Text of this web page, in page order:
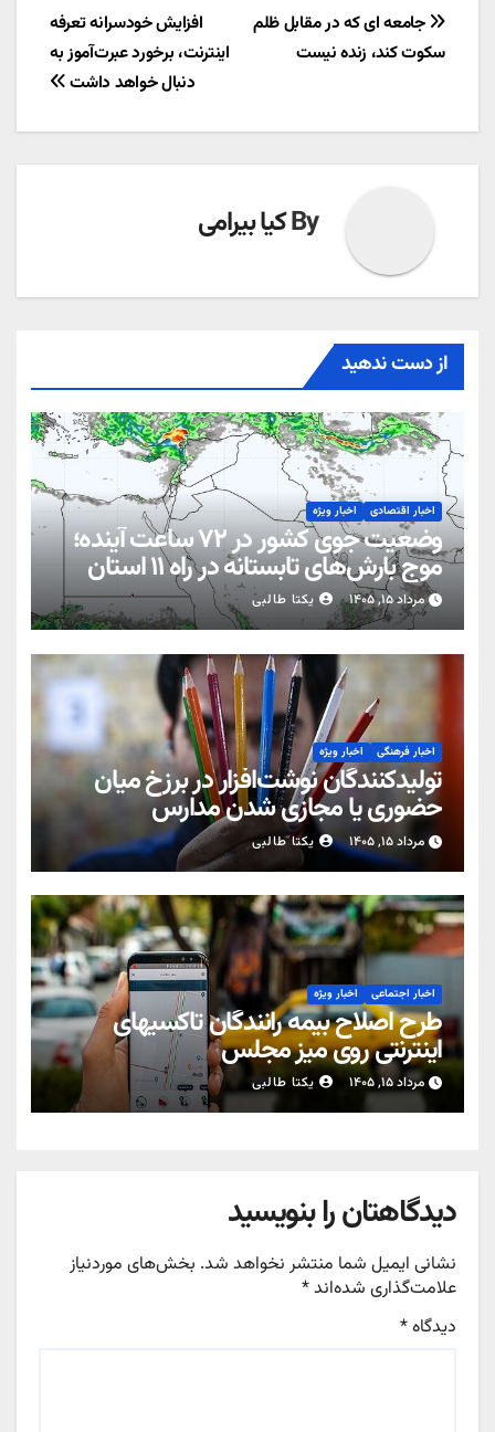
راهبری
نوشته
افزایش خودسرانه تعرفه
اینترنت، برخورد عبرت‌آموز به
دنبال خواهد داشت
جامعه ای که در مقابل ظلم
سکوت کند، زنده نیست
Byکیا بیرامی
از دست ندهید
اخبار اقتصادی اخبار ویژه
وضعیت جوی کشور در ۷۲ ساعت آینده؛
موج بارش‌های تابستانه در راه ۱۱ استان
مرداد ۱۵, ۱۴۰۵ یکتا طالبی
اخبار فرهنگی اخبار ویژه
تولیدکنندگان نوشت‌افزار در برزخ میان
حضوری یا مجازی شدن مدارس
مرداد ۱۵, ۱۴۰۵ یکتا طالبی
اخبار اجتماعی اخبار ویژه
طرح اصلاح بیمه رانندگان تاکسیهای
اینترنتی روی میز مجلس
مرداد ۱۵, ۱۴۰۵ یکتا طالبی
دیدگاهتان را بنویسید
نشانی ایمیل شما منتشر نخواهد شد. بخش‌های موردنیاز
علامت‌گذاری شده‌اند*
دیدگاه*